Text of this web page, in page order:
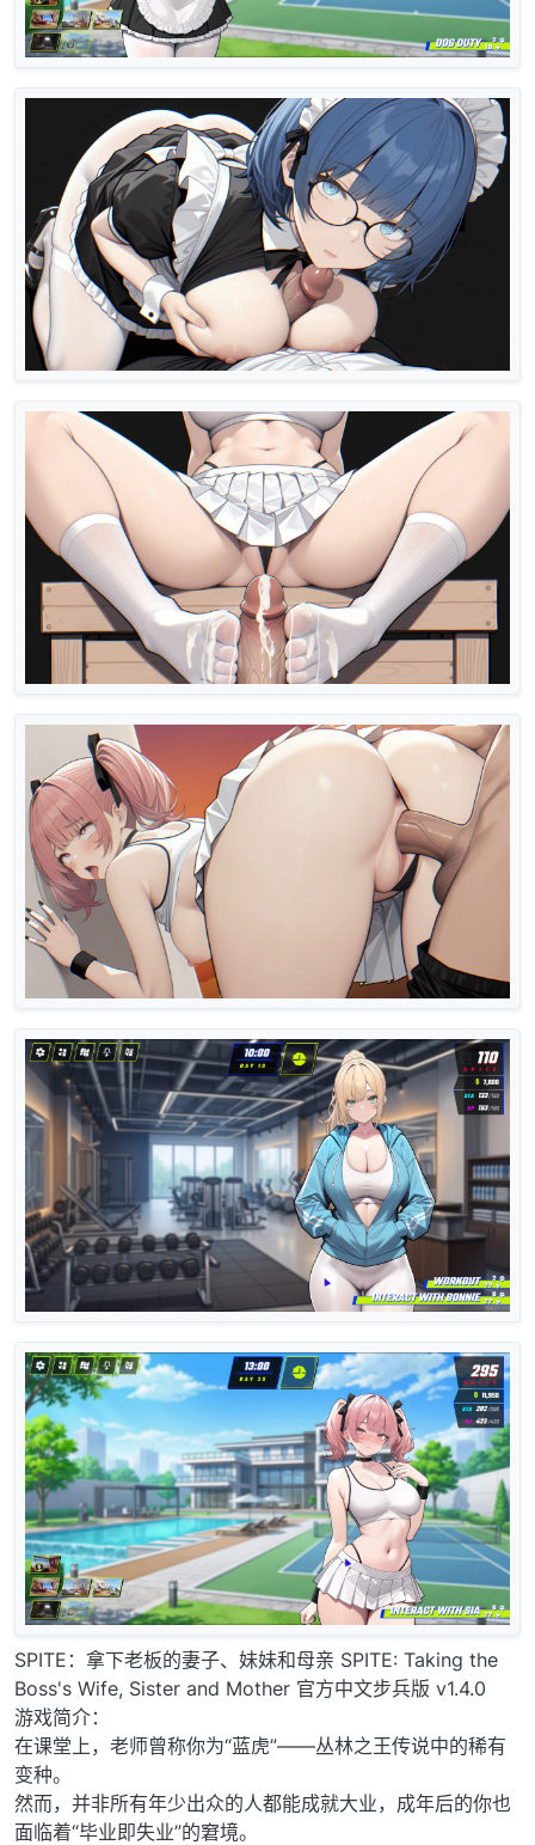
SPITE：拿下老板的妻子、妹妹和母亲 SPITE: Taking the
Boss's Wife, Sister and Mother 官方中文步兵版 v1.4.0
游戏简介：
在课堂上，老师曾称你为“蓝虎”——丛林之王传说中的稀有
变种。
然而，并非所有年少出众的人都能成就大业，成年后的你也
面临着“毕业即失业”的窘境。